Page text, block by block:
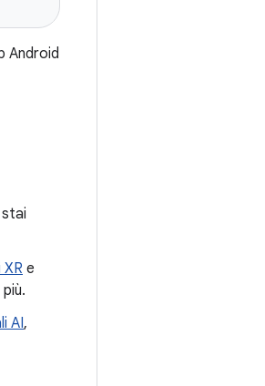
Android
e
AI,